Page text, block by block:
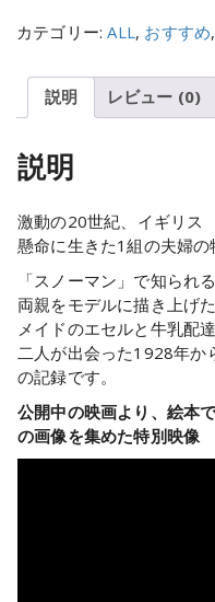
カテゴリー:ALL , おすすめ,
説明 レビュー (0)
説明
激動の20世紀、イギリス
懸命に生きた1組の夫婦の
「スノーマン」で知られ
両親をモデルに描き上げた
メイドのエセルと牛乳配
二人が出会った1928年
の記録です。
公開中の映画より、絵本
の画像を集めた特別映像